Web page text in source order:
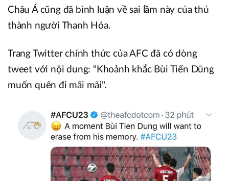
Châu Á cũng đã bình luận về sai lầm này của thủ
thành người Thanh Hóa.
Trang Twitter chính thức của AFC đã có dòng
tweet với nội dung: "Khoảnh khắc Bùi Tiến Dũng
muốn quên đi mãi mãi".